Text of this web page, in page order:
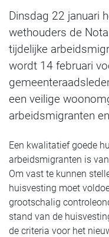
Dinsdag 22 januari
wethouders de
tijdelijke
wordt 14 februari
een veilige
arbeidsmigranten
Een kwalitatief goede
arbeidsmigranten is
Om vast te kunnen
huisvesting moet
grootschalig
stand van de
de criteria voor het